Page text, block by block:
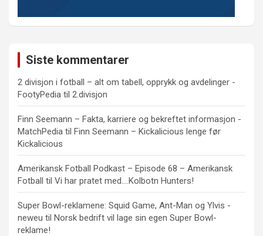
Siste kommentarer
2 divisjon i fotball – alt om tabell, opprykk og avdelinger -
FootyPedia til 2.divisjon
Finn Seemann – Fakta, karriere og bekreftet informasjon -
MatchPedia til Finn Seemann – Kickalicious lenge før
Kickalicious
Amerikansk Fotball Podkast – Episode 68 – Amerikansk
Fotball til Vi har pratet med….Kolbotn Hunters!
Super Bowl-reklamene: Squid Game, Ant-Man og Ylvis -
neweu til Norsk bedrift vil lage sin egen Super Bowl-
reklame!